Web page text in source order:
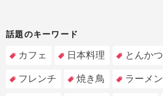
話題のキーワード
カフェ 日本料理 とんかつ
フレンチ 焼き鳥 ラーメン